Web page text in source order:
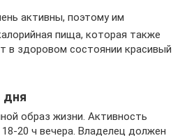
активны, поэтому им
пища, которая также
в здоровом состоянии красивый
дня
образ жизни. Активность
20 ч вечера. Владелец должен